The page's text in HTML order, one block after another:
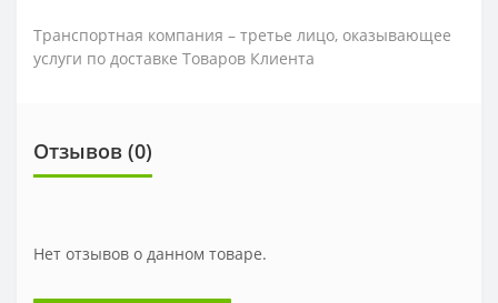
Транспортная компания – третье лицо, оказывающее
услуги по доставке Товаров Клиента
Отзывов (0)
Нет отзывов о данном товаре.